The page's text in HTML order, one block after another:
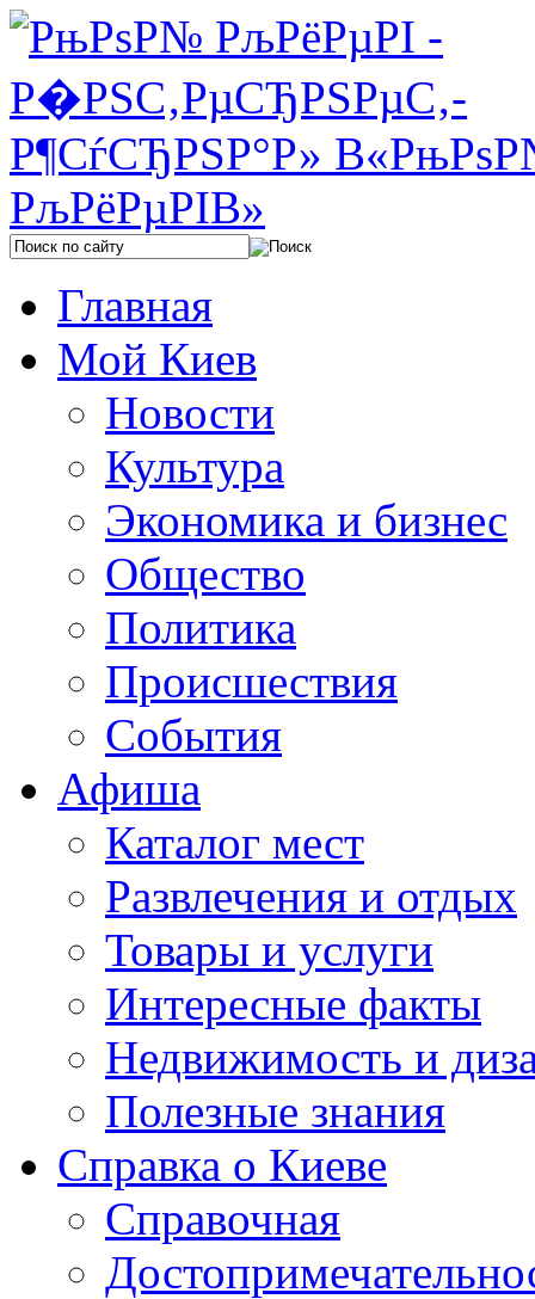
Главная
Мой Киев
Новости
Культура
Экономика и бизнес
Общество
Политика
Происшествия
События
Афиша
Каталог мест
Развлечения и отдых
Товары и услуги
Интересные факты
Недвижимость и
Полезные знания
Справка о Киеве
Справочная